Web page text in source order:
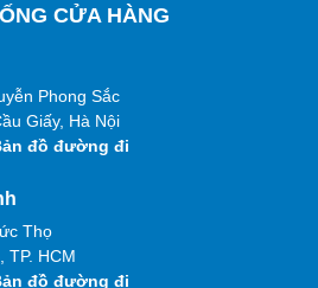
CỬA HÀNG
Phong Sắc
Giấy, Hà Nội
đồ đường đi
Thọ
TP. HCM
đồ đường đi